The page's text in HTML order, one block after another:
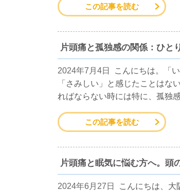
この記事を読む
片頭痛と孤独感の関係：ひと
2024年7月4日
こんにちは。「
「さみしい」と感じたことは
ればならない時には特に、孤独
この記事を読む
片頭痛と眠気に悩む方へ。頭
2024年6月27日
こんにちは、大